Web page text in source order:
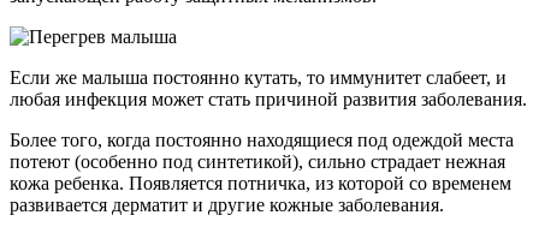
Если же малыша постоянно кутать, то иммунитет слабеет, и
любая инфекция может стать причиной развития заболевания.
Более того, когда постоянно находящиеся под одеждой места
потеют (особенно под синтетикой), сильно страдает нежная
кожа ребенка. Появляется потничка, из которой со временем
развивается дерматит и другие кожные заболевания.